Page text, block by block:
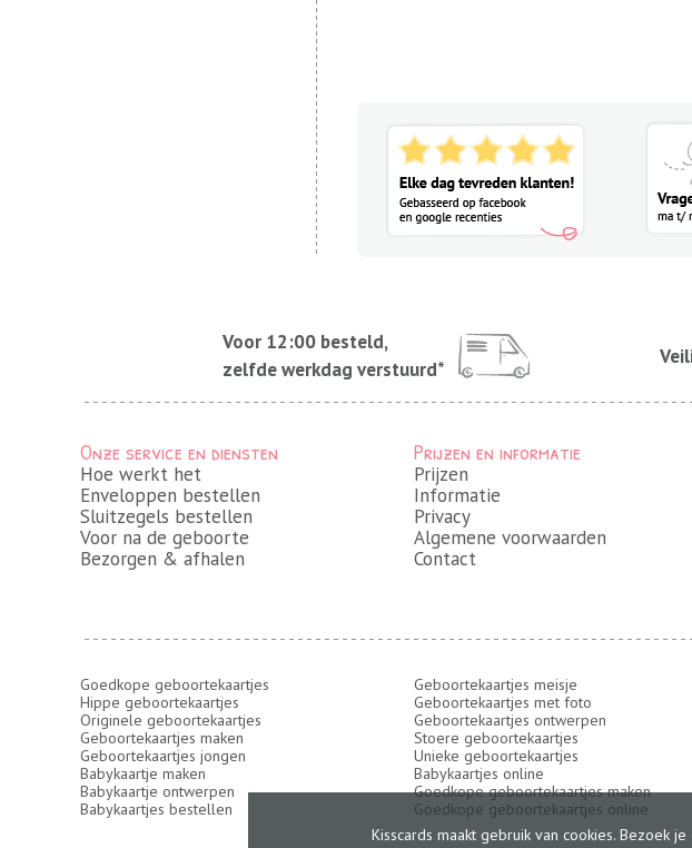
Voor 12:00 besteld,
zelfde werkdag verstuurd*
Onze service en diensten
Hoe werkt het
Enveloppen bestellen
Sluitzegels bestellen
Voor na de geboorte
Bezorgen & afhalen
Prijzen en informatie
Prijzen
Informatie
Privacy
Algemene voorwaarden
Contact
Goedkope geboortekaartjes
Hippe geboortekaartjes
Originele geboortekaartjes
Geboortekaartjes maken
Geboortekaartjes jongen
Babykaartje maken
Babykaartje ontwerpen
Babykaartjes bestellen
Geboortekaartjes meisje
Geboortekaartjes met foto
Geboortekaartjes ontwerpen
Stoere geboortekaartjes
Unieke geboortekaartjes
Babykaartjes online
Goedkope geboortekaartjes maken
Goedkope geboortekaartjes online
Kisscards maakt gebruik van cookies. Bezoek